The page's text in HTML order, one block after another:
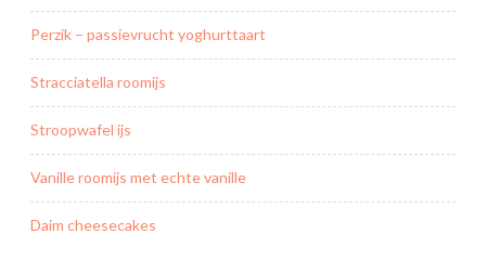
Perzik – passievrucht yoghurttaart
Stracciatella roomijs
Stroopwafel ijs
Vanille roomijs met echte vanille
Daim cheesecakes